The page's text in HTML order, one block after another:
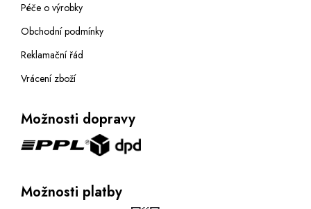
Péče o výrobky
Obchodní podmínky
Reklamační řád
Vrácení zboží
Možnosti dopravy
Možnosti platby